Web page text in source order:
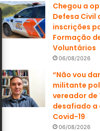
Chegou a
Defesa Civil
inscrições
Formação
Voluntários
06/08/2026
“Não vou
militante
vereador de
desafiado a
Covid-19
06/08/2026